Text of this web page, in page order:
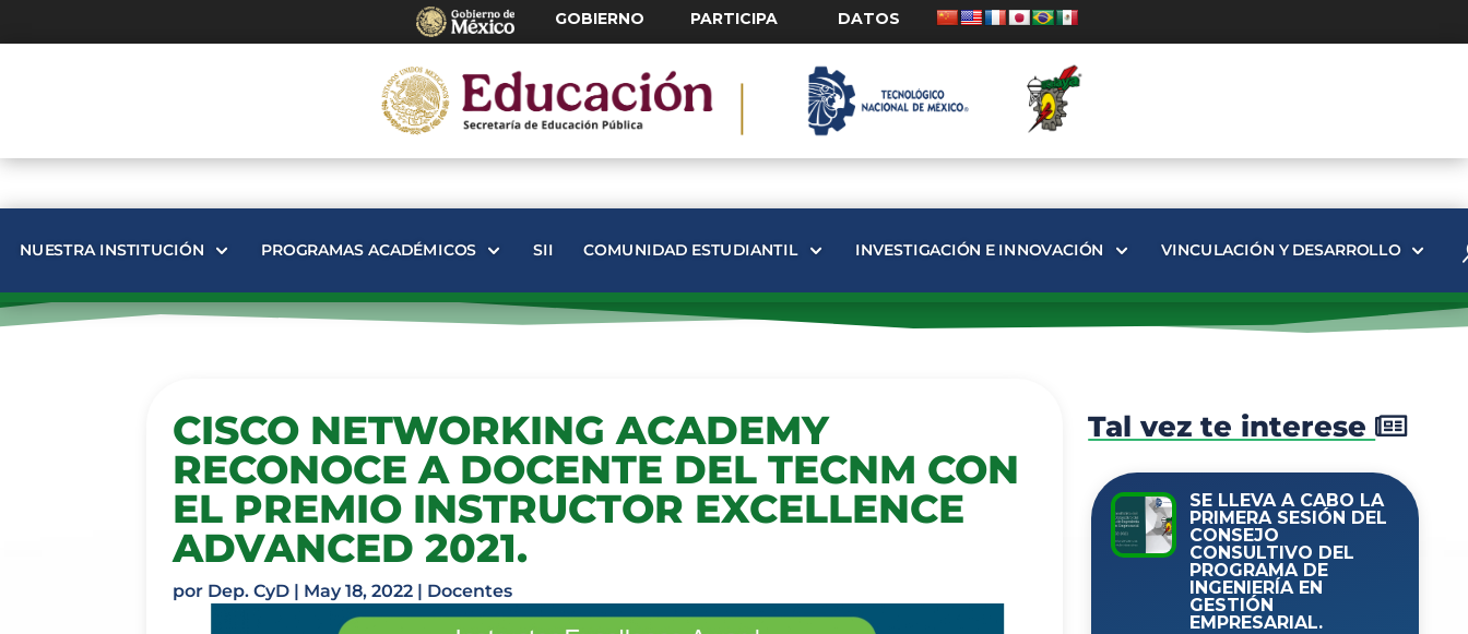
GOBIERNO PARTICIPA DATOS
NUESTRA INSTITUCIÓN PROGRAMAS ACADÉMICOS SII COMUNIDAD ESTUDIANTIL INVESTIGACIÓN E INNOVACIÓN VINCULACIÓN Y DESARROLLO
CISCO NETWORKING ACADEMY
RECONOCE A DOCENTE DEL TECNM CON
EL PREMIO INSTRUCTOR EXCELLENCE
ADVANCED 2021.
por Dep. CyD | May 18, 2022 | Docentes
Tal vez te interese
SE LLEVA A CABO LA
PRIMERA SESIÓN DEL
CONSEJO
CONSULTIVO DEL
PROGRAMA DE
INGENIERÍA EN
GESTIÓN
EMPRESARIAL.